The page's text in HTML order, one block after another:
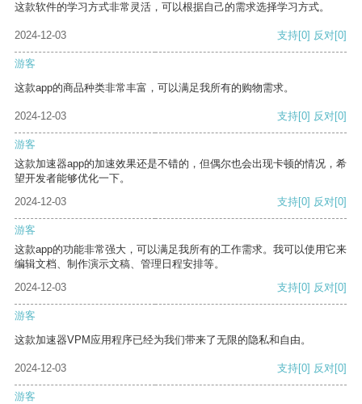
这款软件的学习方式非常灵活，可以根据自己的需求选择学习方式。
2024-12-03 支持[0] 反对[0]
游客
这款app的商品种类非常丰富，可以满足我所有的购物需求。
2024-12-03 支持[0] 反对[0]
游客
这款加速器app的加速效果还是不错的，但偶尔也会出现卡顿的情况，希
望开发者能够优化一下。
2024-12-03
支持[0] 反对[0]
游客
这款app的功能非常强大，可以满足我所有的工作需求。我可以使用它来
编辑文档、制作演示文稿、管理日程安排等。
2024-12-03
支持[0] 反对[0]
游客
这款加速器VPM应用程序已经为我们带来了无限的隐私和自由。
2024-12-03 支持[0] 反对[0]
游客